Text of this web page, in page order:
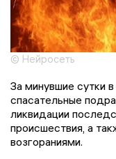
© Нейросеть
За минувшие сутки
спасательные
ликвидации
происшествия, а
возгораниями.